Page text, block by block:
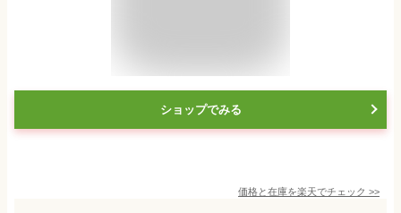
ショップでみる
価格と在庫を楽天でチェック >>